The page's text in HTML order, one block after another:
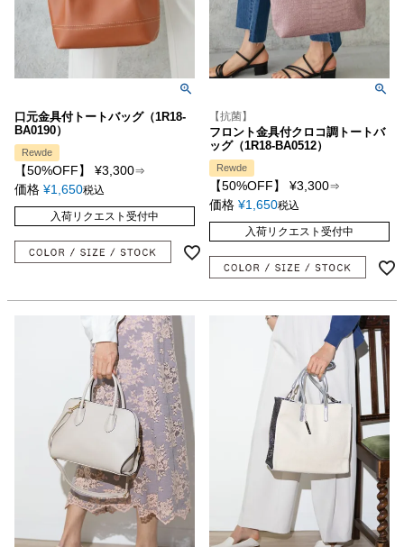
口元金具付トートバッグ（1R18-
BA0190）
Rewde
【50%OFF】 ¥3,300⇒
価格 ¥1,650税込
入荷リクエスト受付中
【抗菌】
フロント金具付クロコ調トートバ
ッグ（1R18-BA0512）
Rewde
【50%OFF】 ¥3,300⇒
価格 ¥1,650税込
入荷リクエスト受付中